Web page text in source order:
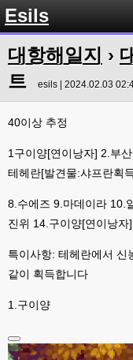
Esils
대항해일지 ›
트
esils | 2024.02.03
40이상 추정
1구이양[연이낭자] 2.부
테헤란[발견물:샤프란획
8.수에즈 9.마데이라 10.
진위 14.구이양[연이낭
특이사항: 테헤란에서 신
같이 획득합니다
1.구이양